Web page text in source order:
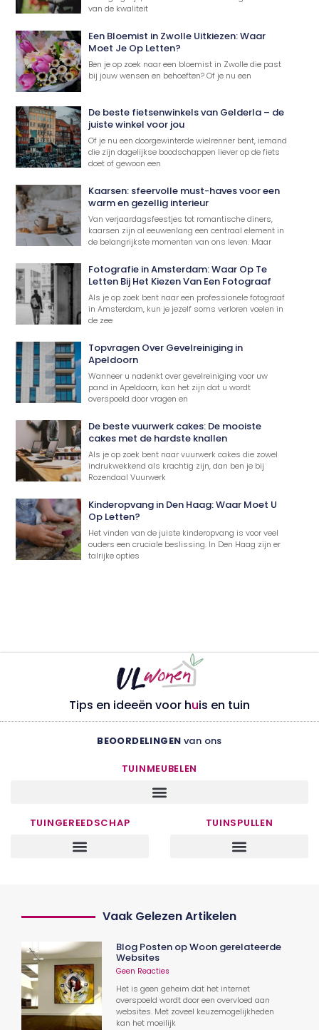
van de kwaliteit
Een Bloemist in Zwolle Uitkiezen: Waar
Moet Je Op Letten?
Ben je op zoek naar een bloemist in Zwolle die past
bij jouw wensen en behoeften? Of je nu een
De beste fietsenwinkels van Gelderla – de
juiste winkel voor jou
Of je nu een doorgewinterde wielrenner bent, iemand
die zijn dagelijkse boodschappen liever op de fiets
doet of gewoon een
Kaarsen: sfeervolle must-haves voor een
warm en gezellig interieur
Van verjaardagsfeestjes tot romantische diners,
kaarsen zijn al eeuwenlang een centraal element in
de belangrijkste momenten van ons leven. Maar
Fotografie in Amsterdam: Waar Op Te
Letten Bij Het Kiezen Van Een Fotograaf
Als je op zoek bent naar een professionele fotograaf
in Amsterdam, kun je jezelf soms verloren voelen in
de zee
Topvragen Over Gevelreiniging in
Apeldoorn
Wanneer u nadenkt over gevelreiniging voor uw
pand in Apeldoorn, kan het zijn dat u wordt
overspoeld door vragen en
De beste vuurwerk cakes: De mooiste
cakes met de hardste knallen
Als je op zoek bent naar vuurwerk cakes die zowel
indrukwekkend als krachtig zijn, dan ben je bij
Rozendaal Vuurwerk
Kinderopvang in Den Haag: Waar Moet U
Op Letten?
Het vinden van de juiste kinderopvang is voor veel
ouders een cruciale beslissing. In Den Haag zijn er
talrijke opties
Tips en ideeën voor huis en tuin
BEOORDELINGEN van ons
TUINMEUBELEN
TUINGEREEDSCHAP TUINSPULLEN
Vaak Gelezen Artikelen
Blog Posten op Woon gerelateerde
Websites
Geen Reacties
Het is geen geheim dat het internet
overspoeld wordt door een overvloed aan
websites. Met zoveel keuzemogelijkheden
kan het moeilijk